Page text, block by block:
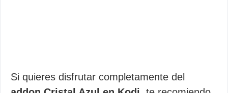
Si quieres disfrutar completamente del